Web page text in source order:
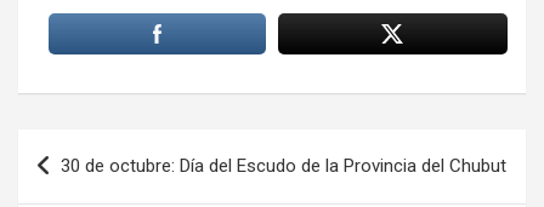
Navegación
de
30 de octubre: Día del Escudo de la Provincia del Chubut